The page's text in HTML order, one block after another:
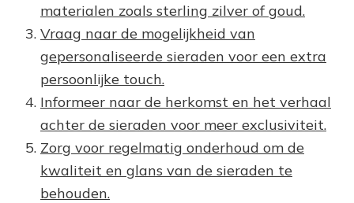
materialen zoals sterling zilver of goud.
Vraag naar de mogelijkheid van
gepersonaliseerde sieraden voor een extra
persoonlijke touch.
Informeer naar de herkomst en het verhaal
achter de sieraden voor meer exclusiviteit.
Zorg voor regelmatig onderhoud om de
kwaliteit en glans van de sieraden te
behouden.